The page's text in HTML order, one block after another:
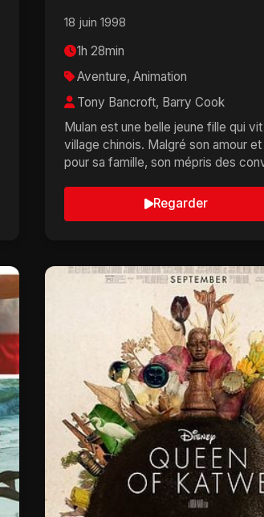
18 juin 1998
1h 28min
Aventure, Animation
Tony Bancroft, Barry Cook
Mulan est une belle jeune fille qui
village chinois. Malgré son amour
pour sa famille, son mépris des
Regarder